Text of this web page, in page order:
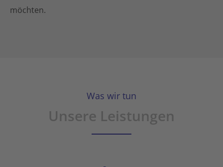
möchten.
Was wir tun
Unsere Leistungen